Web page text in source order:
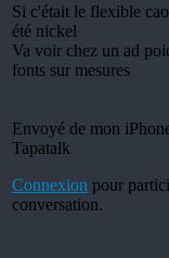
Si c'était le flexible
été nickel
Va voir chez un ad
fonts sur mesures
Envoyé de mon
Tapatalk
Connexion pour
conversation.